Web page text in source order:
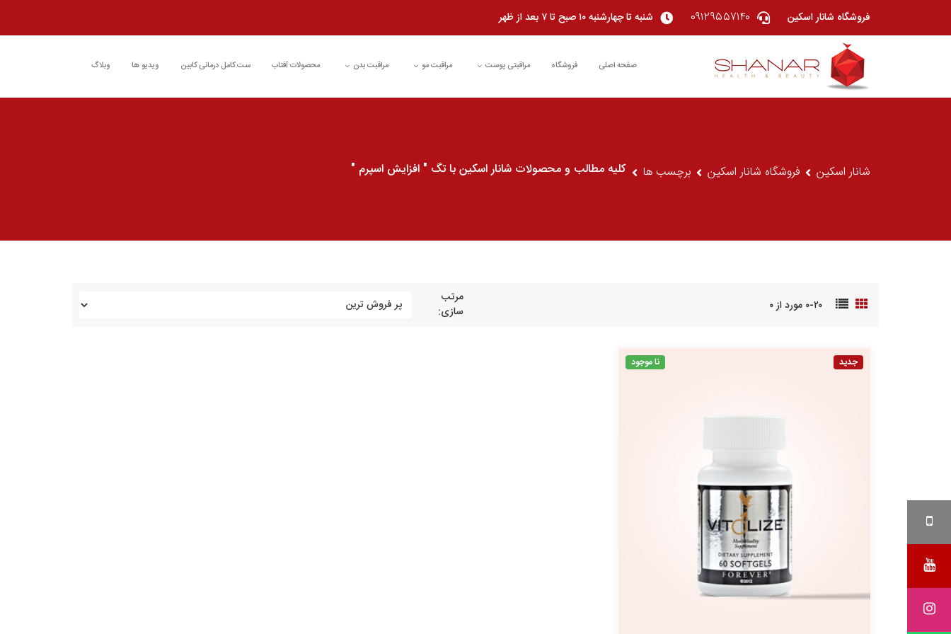
فروشگاه شانار اسکین ۰۹۱۲۹۵۵۷۱۴۰ شنبه تا چهارشنبه ۱۰ صبح تا ۷ بعد از ظهر
صفحه اصلی فروشگاه مراقبتی پوست مراقبت مو مراقبت بدن محصولات آفتاب ست کامل درمانی کابین ویدیو ها وبلاگ
شانار اسکین فروشگاه شانار اسکین برچسب ها کلیه مطالب و محصولات شانار اسکین با تگ " افزایش اسپرم "
۰-۲۰ مورد از ۰
مرتب
سازی:
جدید نا موجود